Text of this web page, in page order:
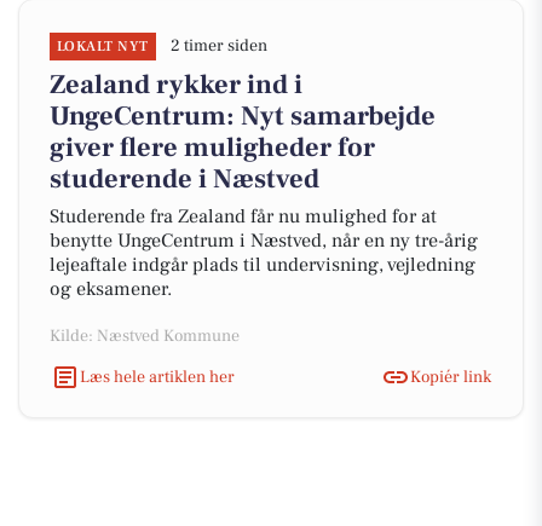
LOKALT NYT 2 timer siden
Zealand rykker ind i
UngeCentrum: Nyt samarbejde
giver flere muligheder for
studerende i Næstved
Studerende fra Zealand får nu mulighed for at
benytte UngeCentrum i Næstved, når en ny tre-årig
lejeaftale indgår plads til undervisning, vejledning
og eksamener.
Kilde: Næstved Kommune
Læs hele artiklen her
Kopiér link